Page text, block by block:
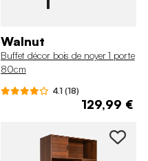
Walnut
Buffet décor bois de noyer 1 porte
80cm
4.1 (18)
129,99 €